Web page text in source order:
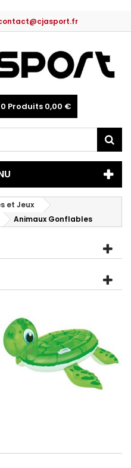
0 Produits 0,00 €
et Jeux
Animaux Gonflables